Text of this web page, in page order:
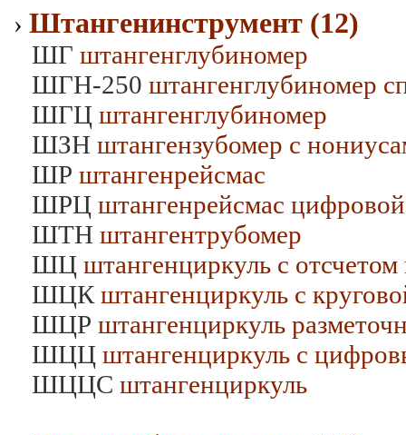
› Штангенинструмент (12)
ШГ штангенглубиномер
ШГН-250 штангенглубиномер
ШГЦ штангенглубиномер
ШЗН штангензубомер с
ШР штангенрейсмас
ШРЦ штангенрейсмас цифровой
ШТН штангентрубомер
ШЦ штангенциркуль с
ШЦК штангенциркуль с
ШЦР штангенциркуль
ШЦЦ штангенциркуль с
ШЦЦС штангенциркуль